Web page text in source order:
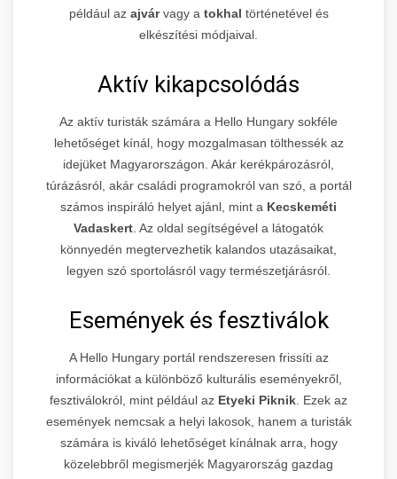
például az ajvárvagy a tokhal történetével és
elkészítési módjaival.
Aktív kikapcsolódás
Az aktív turisták számára a Hello Hungary sokféle
lehetőséget kínál, hogy mozgalmasan tölthessék az
idejüket Magyarországon. Akár kerékpározásról,
túrázásról, akár családi programokról van szó, a portál
számos inspiráló helyet ajánl, mint a Kecskeméti
Vadaskert . Az oldal segítségével a látogatók
könnyedén megtervezhetik kalandos utazásaikat,
legyen szó sportolásról vagy természetjárásról.
Események és fesztiválok
A Hello Hungary portál rendszeresen frissíti az
információkat a különböző kulturális eseményekről,
fesztiválokról, mint például az Etyeki Piknik . Ezek az
események nemcsak a helyi lakosok, hanem a turisták
számára is kiváló lehetőséget kínálnak arra, hogy
közelebbről megismerjék Magyarország gazdag